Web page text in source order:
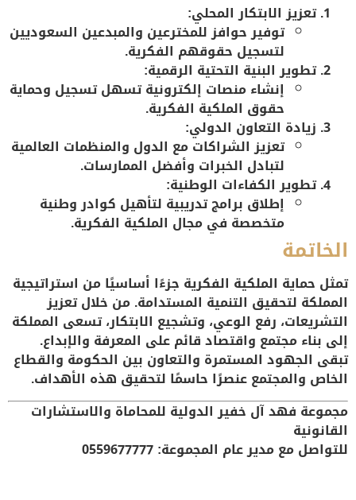
تعزيز الابتكار المحلي:
توفير حوافز للمخترعين والمبدعين السعوديين
لتسجيل حقوقهم الفكرية.
تطوير البنية التحتية الرقمية:
إنشاء منصات إلكترونية تسهل تسجيل وحماية
حقوق الملكية الفكرية.
زيادة التعاون الدولي:
تعزيز الشراكات مع الدول والمنظمات العالمية
لتبادل الخبرات وأفضل الممارسات.
تطوير الكفاءات الوطنية:
إطلاق برامج تدريبية لتأهيل كوادر وطنية
متخصصة في مجال الملكية الفكرية.
الخاتمة
تمثل حماية الملكية الفكرية جزءًا أساسيًا من استراتيجية
المملكة لتحقيق التنمية المستدامة. من خلال تعزيز
التشريعات، رفع الوعي، وتشجيع الابتكار، تسعى المملكة
إلى بناء مجتمع واقتصاد قائم على المعرفة والإبداع.
تبقى الجهود المستمرة والتعاون بين الحكومة والقطاع
الخاص والمجتمع عنصرًا حاسمًا لتحقيق هذه الأهداف.
مجموعة فهد آل خفير الدولية للمحاماة والاستشارات
القانونية
للتواصل مع مدير عام المجموعة: 0559677777